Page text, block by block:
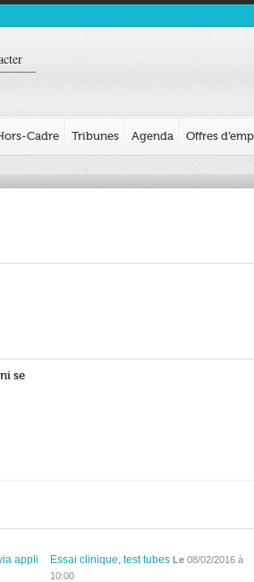
Cadre Tribunes Agenda Offres
se
appli
Essai clinique, test tubes Le 08/02/2016 à
10:00